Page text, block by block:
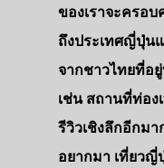
ของเราจะครอบ
ถึงประเทศญี่ปุ่น
จากชาวไทยที่อ
เช่น สถานที่ท่อง
รีวิวเชิงลึกอีกมา
อยากมา เที่ยวญี่